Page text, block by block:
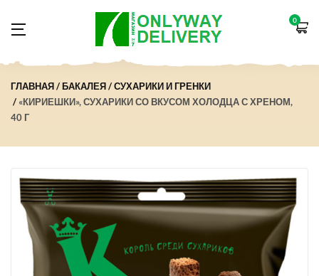
0
ГЛАВНАЯ БАКАЛЕЯ
СУХАРИКИ И ГРЕНКИ
«КИРИЕШКИ», СУХАРИКИ СО ВКУСОМ ХОЛОДЦА С ХРЕНОМ,
40 Г